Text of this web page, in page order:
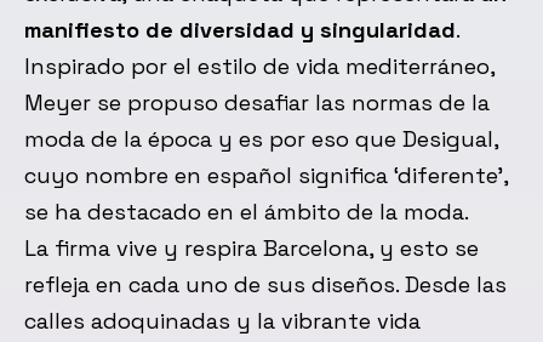
manifiesto de diversidad y singularidad.
Inspirado por el estilo de vida mediterráneo,
Meyer se propuso desafiar las normas de la
moda de la época y es por eso que Desigual,
cuyo nombre en español significa ‘diferente’,
se ha destacado en el ámbito de la moda.
La firma vive y respira Barcelona, y esto se
refleja en cada uno de sus diseños. Desde las
calles adoquinadas y la vibrante vida